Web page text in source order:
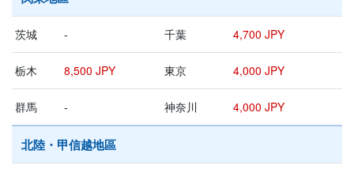
茨城 - 千葉 4,700 JPY
栃木 8,500 JPY 東京 4,000 JPY
群馬 - 神奈川 4,000 JPY
北陸・甲信越地區